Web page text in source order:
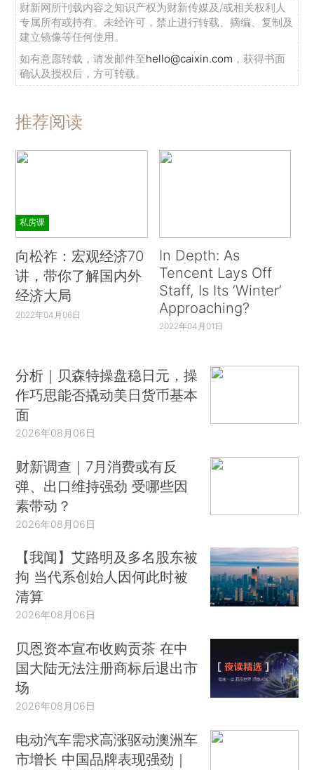
财新网所刊载内容之知识产权为财新传媒及/或相关权利人
专属所有或持有。未经许可，禁止进行转载、摘编、复制及
建立镜像等任何使用。
如有意愿转载，请发邮件至hello@caixin.com ，获得书面
确认及授权后，方可转载。
推荐阅读
私房课
向松祚：宏观经济70
讲，带你了解国内外
经济大局
2022年04月06日
In Depth: As
Tencent Lays Off
Staff, Is Its ‘Winter’
Approaching?
2022年04月01日
分析｜贝森特操盘稳日元，操
作巧思能否撬动美日货币基本
面
2026年08月06日
财新调查｜7月消费或有反
弹、出口维持强劲 受哪些因
素带动？
2026年08月06日
【我闻】艾路明及多名股东被
拘 当代系创始人因何此时被
清算
2026年08月06日
贝恩资本宣布收购贡茶 在中
国大陆无法注册商标后退出市
场
2026年08月06日
电动汽车需求高涨驱动澳洲车
市增长 中国品牌表现强劲｜